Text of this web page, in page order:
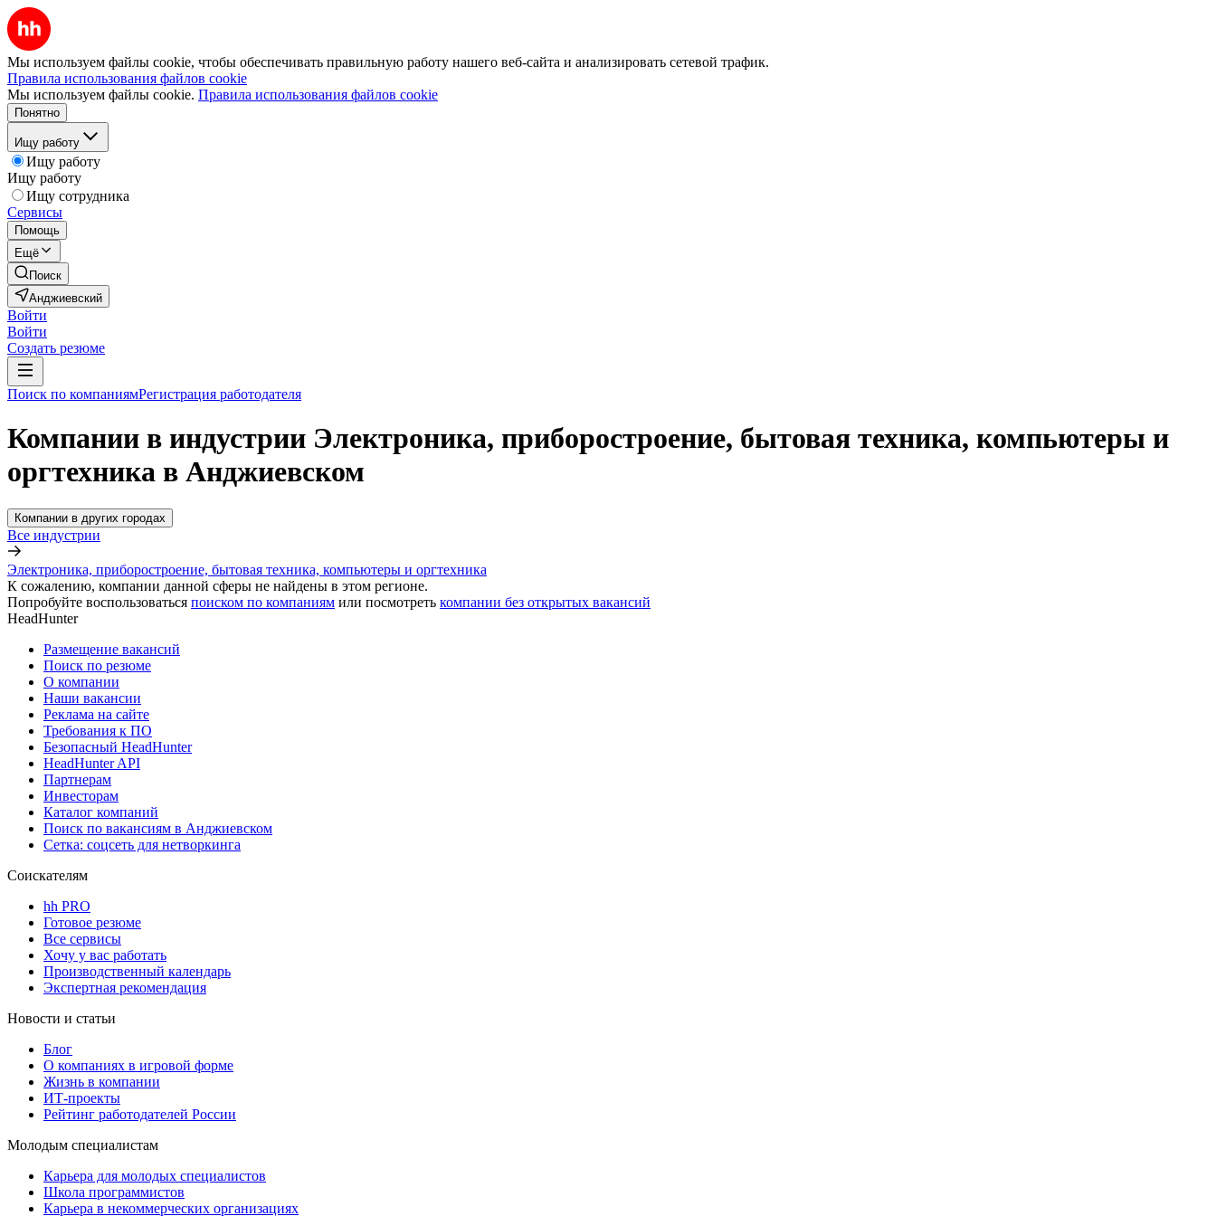
Мы используем файлы cookie, чтобы обеспечивать правильную работу нашего веб-сайта и анализировать сетевой трафик.
Правила использования файлов cookie
Мы используем файлы cookie. Правила использования файлов cookie
Понятно
Ищу работу
Ищу работу
Ищу работу
Ищу сотрудника
Сервисы
Помощь
Ещё
Поиск
Анджиевский
Войти
Войти
Создать резюме
Поиск по компаниямРегистрация работодателя
Компании в индустрии Электроника, приборостроение, бытовая техника, компьютеры и
оргтехника в Анджиевском
Компании в других городах
Все индустрии
Электроника, приборостроение, бытовая техника, компьютеры и оргтехника
К сожалению, компании данной сферы не найдены в этом регионе.
Попробуйте воспользоваться поиском по компаниям или посмотреть компании без открытых вакансий
HeadHunter
Размещение вакансий
Поиск по резюме
О компании
Наши вакансии
Реклама на сайте
Требования к ПО
Безопасный HeadHunter
HeadHunter API
Партнерам
Инвесторам
Каталог компаний
Поиск по вакансиям в Анджиевском
Сетка: соцсеть для нетворкинга
Соискателям
hh PRO
Готовое резюме
Все сервисы
Хочу у вас работать
Производственный календарь
Экспертная рекомендация
Новости и статьи
Блог
О компаниях в игровой форме
Жизнь в компании
ИТ-проекты
Рейтинг работодателей России
Молодым специалистам
Карьера для молодых специалистов
Школа программистов
Карьера в некоммерческих организациях